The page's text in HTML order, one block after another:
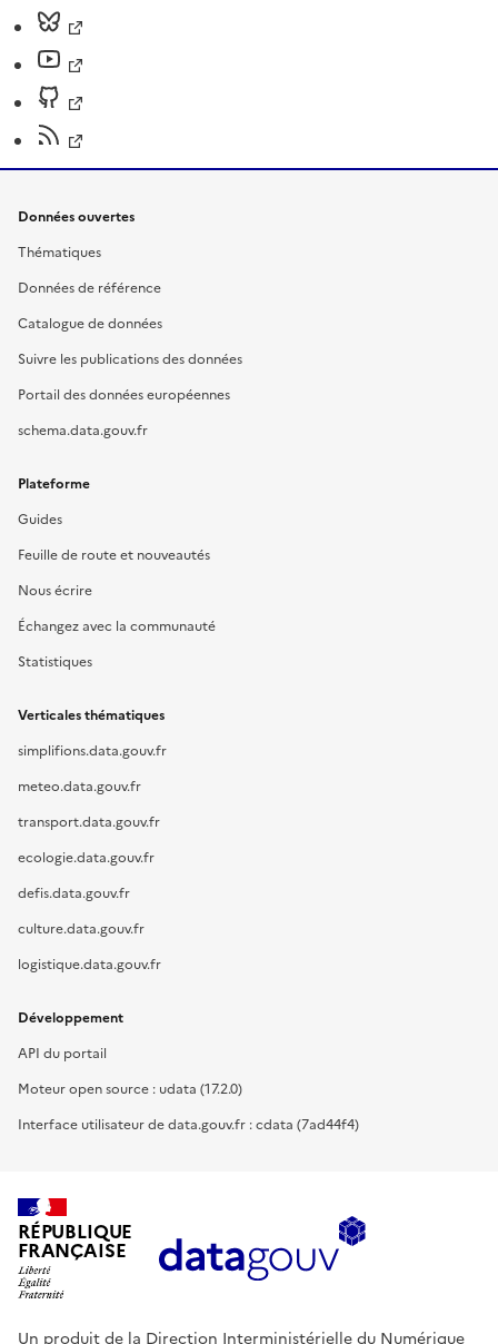
Données ouvertes
Thématiques
Données de référence
Catalogue de données
Suivre les publications des données
Portail des données européennes
schema.data.gouv.fr
Plateforme
Guides
Feuille de route et nouveautés
Nous écrire
Échangez avec la communauté
Statistiques
Verticales thématiques
simplifions.data.gouv.fr
meteo.data.gouv.fr
transport.data.gouv.fr
ecologie.data.gouv.fr
defis.data.gouv.fr
culture.data.gouv.fr
logistique.data.gouv.fr
Développement
API du portail
Moteur open source : udata (17.2.0)
Interface utilisateur de data.gouv.fr : cdata (7ad44f4)
RÉPUBLIQUE
FRANÇAISE
Un produit de la Direction Interministérielle du Numérique